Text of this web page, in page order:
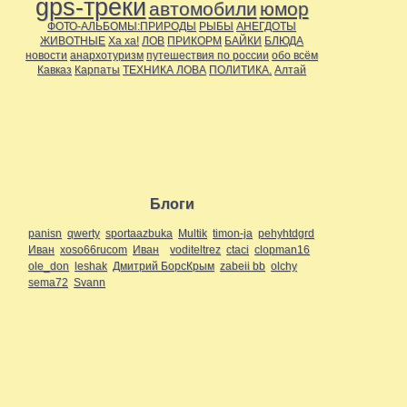
gps-треки автомобили юмор
ФОТО-АЛЬБОМЫ:ПРИРОДЫ РЫБЫ АНЕГДОТЫ
ЖИВОТНЫЕ Ха ха! ЛОВ ПРИКОРМ БАЙКИ БЛЮДА
новости анархотуризм путешествия по россии обо всём
Кавказ Карпаты ТЕХНИКА ЛОВА ПОЛИТИКА. Алтай
Блоги
panisn qwerty sportaazbuka Multik timon-ja pehyhtdgrd
Иван xoso66rucom Иван voditeltrez ctaci clopman16
ole_don leshak Дмитрий БорсКрым zabeii bb olchy
sema72 Svann